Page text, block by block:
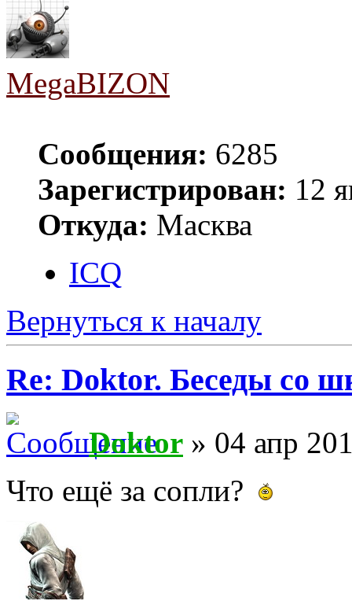
MegaBIZON
Сообщения: 6285
Зарегистрирован: 12
Откуда: Масква
ICQ
Вернуться к началу
Re: Doktor. Беседы со
Doktor » 04 апр
Что ещё за сопли?